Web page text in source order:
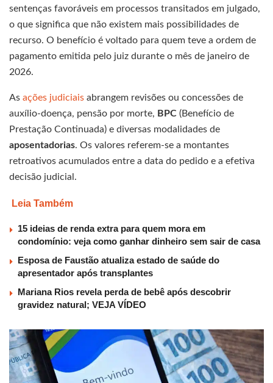
sentenças favoráveis em processos transitados em julgado,
o que significa que não existem mais possibilidades de
recurso. O benefício é voltado para quem teve a ordem de
pagamento emitida pelo juiz durante o mês de janeiro de
2026.
As ações judiciais abrangem revisões ou concessões de
auxílio-doença, pensão por morte, BPC (Benefício de
Prestação Continuada) e diversas modalidades de
aposentadorias. Os valores referem-se a montantes
retroativos acumulados entre a data do pedido e a efetiva
decisão judicial.
Leia Também
15 ideias de renda extra para quem mora em
condomínio: veja como ganhar dinheiro sem sair de casa
Esposa de Faustão atualiza estado de saúde do
apresentador após transplantes
Mariana Rios revela perda de bebê após descobrir
gravidez natural; VEJA VÍDEO